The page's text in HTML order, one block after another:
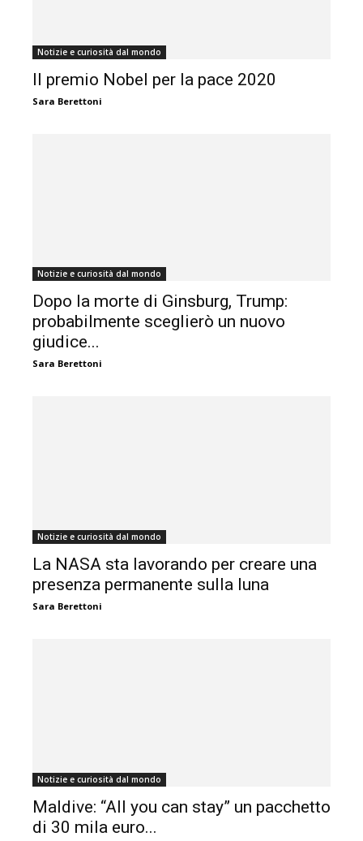
Notizie e curiosità dal mondo
Il premio Nobel per la pace 2020
Sara Berettoni
Notizie e curiosità dal mondo
Dopo la morte di Ginsburg, Trump:
probabilmente sceglierò un nuovo
giudice...
Sara Berettoni
Notizie e curiosità dal mondo
La NASA sta lavorando per creare una
presenza permanente sulla luna
Sara Berettoni
Notizie e curiosità dal mondo
Maldive: “All you can stay” un pacchetto
di 30 mila euro...